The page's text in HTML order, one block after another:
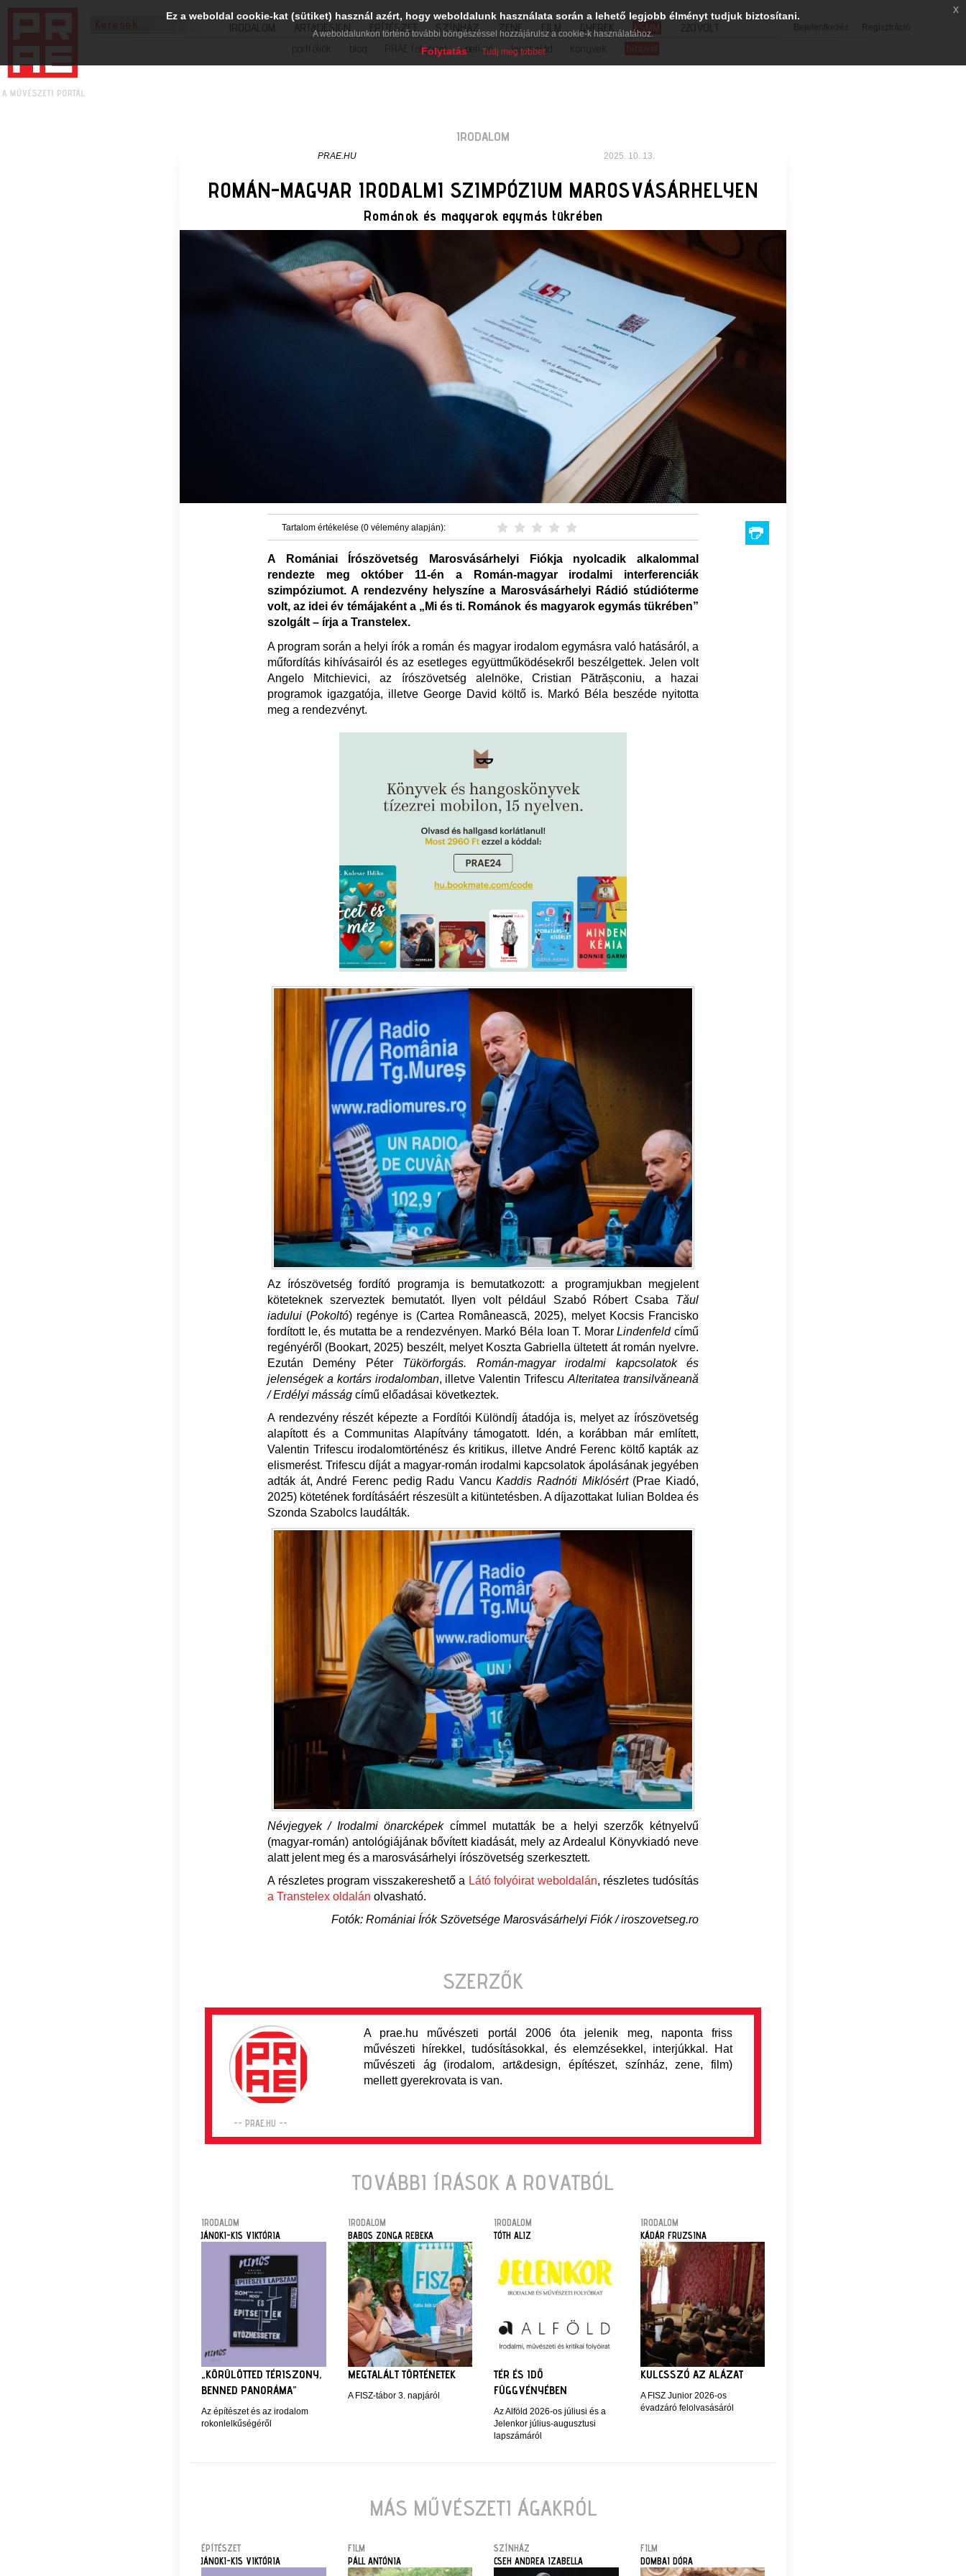
Bejelentkezés Regisztráció
IRODALOM ART&DESIGN ÉPÍTÉSZET SZÍNHÁZ ZENE FILM GYEREK KSMM
220VOLT
portfóliók
PRAE folyóirat petíció lapcsalád könyvek hírlevél
IRODALOM
PRAE.HU 2025. 10. 13.
ROMÁN-MAGYAR IRODALMI SZIMPÓZIUM MAROSVÁSÁRHELYEN
Románok és magyarok egymás tükrében
Tartalom értékelése (0 vélemény alapján):
A Romániai Írószövetség Marosvásárhelyi Fiókja nyolcadik alkalommal
rendezte meg október 11-én a Román-magyar irodalmi interferenciák
szimpóziumot. A rendezvény helyszíne a Marosvásárhelyi Rádió stúdióterme
volt, az idei év témájaként a „Mi és ti. Románok és magyarok egymás tükrében”
szolgált – írja a Transtelex.
A program során a helyi írók a román és magyar irodalom egymásra való hatásáról, a
műfordítás kihívásairól és az esetleges együttműködésekről beszélgettek. Jelen volt
Angelo Mitchievici, az írószövetség alelnöke, Cristian Pătrășconiu, a hazai
programok igazgatója, illetve George David költő is. Markó Béla beszéde nyitotta
meg a rendezvényt.
Az írószövetség fordító programja is bemutatkozott: a programjukban megjelent
köteteknek szerveztek bemutatót. Ilyen volt például Szabó Róbert Csaba Tăul
iadului(Pokoltó) regénye is (Cartea Românească, 2025), melyet Kocsis Francisko
fordított le, és mutatta be a rendezvényen. Markó Béla Ioan T. MorarLindenfeldcímű
regényéről (Bookart, 2025) beszélt, melyet Koszta Gabriella ültetett át román nyelvre.
Ezután Demény Péter Tükörforgás. Román-magyar irodalmi kapcsolatok és
jelenségek a kortárs irodalomban, illetve Valentin TrifescuAlteritatea transilvăneană
/ Erdélyi másságcímű előadásai következtek.
A rendezvény részét képezte a Fordítói Különdíj átadója is, melyet az írószövetség
alapított és a Communitas Alapítvány támogatott. Idén, a korábban már említett,
Valentin Trifescu irodalomtörténész és kritikus, illetve André Ferenc költő kapták az
elismerést. Trifescu díját a magyar-román irodalmi kapcsolatok ápolásának jegyében
adták át, André Ferenc pedig Radu VancuKaddis Radnóti Miklósért(Prae Kiadó,
2025) kötetének fordításáért részesült a kitüntetésben. A díjazottakat Iulian Boldea és
Szonda Szabolcs laudálták.
Névjegyek / Irodalmi önarcképekcímmel mutatták be a helyi szerzők kétnyelvű
(magyar-román) antológiájának bővített kiadását, mely az Ardealul Könyvkiadó neve
alatt jelent meg és a marosvásárhelyi írószövetség szerkesztett.
A részletes program visszakereshető a Látó folyóirat weboldalán, részletes tudósítás
a Transtelex oldalán olvasható.
Fotók: Romániai Írók Szövetsége Marosvásárhelyi Fiók / iroszovetseg.ro
SZERZŐK
-- PRAE.HU --
A prae.hu művészeti portál 2006 óta jelenik meg, naponta friss
művészeti hírekkel, tudósításokkal, és elemzésekkel, interjúkkal. Hat
művészeti ág (irodalom, art&design, építészet, színház, zene, film)
mellett gyerekrovata is van.
TOVÁBBI ÍRÁSOK A ROVATBÓL
IRODALOM
JÁNOKI-KIS VIKTÓRIA
„KÖRÜLÖTTED TÉRISZONY,
BENNED PANORÁMA”
Az építészet és az irodalom
rokonlelkűségéről
IRODALOM
BABOS ZONGA REBEKA
MEGTALÁLT TÖRTÉNETEK
A FISZ-tábor 3. napjáról
IRODALOM
TÓTH ALIZ
TÉR ÉS IDŐ
FÜGGVÉNYÉBEN
Az Alföld 2026-os júliusi és a
Jelenkor július-augusztusi
lapszámáról
IRODALOM
KÁDÁR FRUZSINA
KULCSSZÓ AZ ALÁZAT
A FISZ Junior 2026-os
évadzáró felolvasásáról
MÁS MŰVÉSZETI ÁGAKRÓL
ÉPÍTÉSZET
JÁNOKI-KIS VIKTÓRIA
FILM
PÁLL ANTÓNIA
SZÍNHÁZ
CSEH ANDREA IZABELLA
FILM
DOMBAI DÓRA
Ez a weboldal cookie-kat (sütiket) használ azért, hogy weboldalunk használata során a lehető legjobb élményt tudjuk biztosítani.
A weboldalunkon történő további böngészéssel hozzájárulsz a cookie-k használatához.
Folytatás Tudj meg többet
x